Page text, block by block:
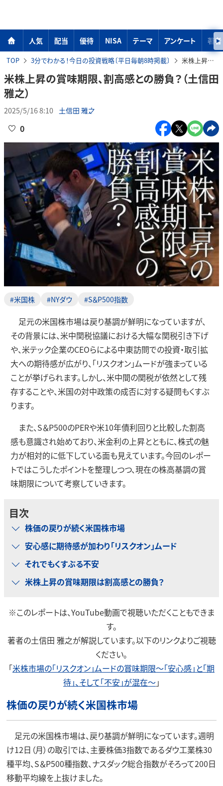
人気 配当 優待 NISA テーマ アンケート 著者
TOP 3分でわかる！今日の投資戦略〔平日毎朝8時掲載〕 米株上昇の賞味期限、割高感との勝負？（土信田雅之）
米株上昇の賞味期限、割高感との勝負？（土信田
雅之）
2025/5/16 8:10 土信田 雅之
0
#米国株 #NYダウ #S＆P500指数
足元の米国株市場は戻り基調が鮮明になっていますが、
その背景には、米中関税協議における大幅な関税引き下げ
や、米テック企業のCEOらによる中東訪問での投資・取引拡
大への期待感が広がり、「リスクオン」ムードが強まっている
ことが挙げられます。しかし、米中間の関税が依然として残
存することや、米国の対中政策の成否に対する疑問もくすぶ
ります。
また、S＆P500のPERや米10年債利回りと比較した割高
感も意識され始めており、米金利の上昇とともに、株式の魅
力が相対的に低下している面も見えています。今回のレポー
トではこうしたポイントを整理しつつ、現在の株高基調の賞
味期限について考察していきます。
目次
株価の戻りが続く米国株市場
安心感に期待感が加わり「リスクオン」ムード
それでもくすぶる不安
米株上昇の賞味期限は割高感との勝負？
※このレポートは、YouTube動画で視聴いただくこともできま
す。
著者の土信田 雅之が解説しています。以下のリンクよりご視聴
ください。
「米株市場の「リスクオン」ムードの賞味期限～「安心感」と「期
待」、そして「不安」が混在～」
株価の戻りが続く米国株市場
足元の米国株市場は、戻り基調が鮮明になっています。週明
け12日（月）の取引では、主要株価3指数であるダウ工業株30
種平均、S＆P500種指数、ナスダック総合指数がそろって200日
移動平均線を上抜けました。